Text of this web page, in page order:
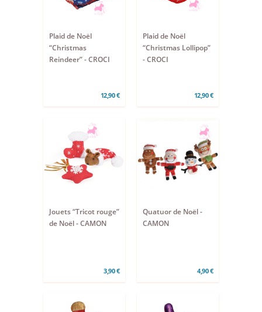
Plaid de Noël
“Christmas
Reindeer” - CROCI
12,90 €
Plaid de Noël
“Christmas Lollipop”
- CROCI
12,90 €
Jouets “Tricot rouge”
de Noël - CAMON
3,90 €
Quatuor de Noël -
CAMON
4,90 €